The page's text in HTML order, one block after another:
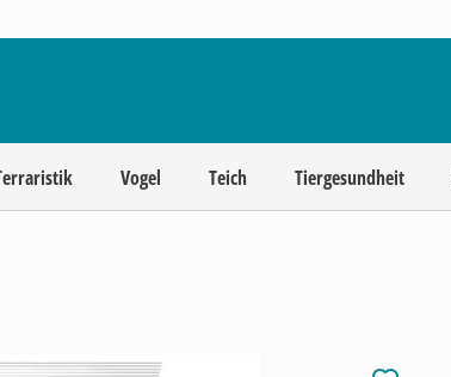
Vogel Teich Tiergesundheit